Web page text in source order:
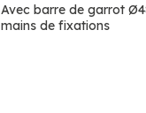
Avec barre de garrot
mains de fixations